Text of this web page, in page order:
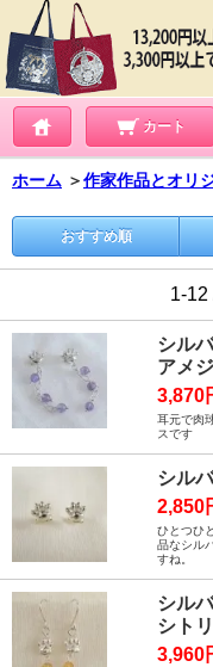
カート
ホーム ＞作家作品とオリ
おすすめ順
1-12
シル
アメ
3,870
耳元で肉
スです
シル
2,850
ひとつひ
品なシル
すね。
シル
シトリ
3,960